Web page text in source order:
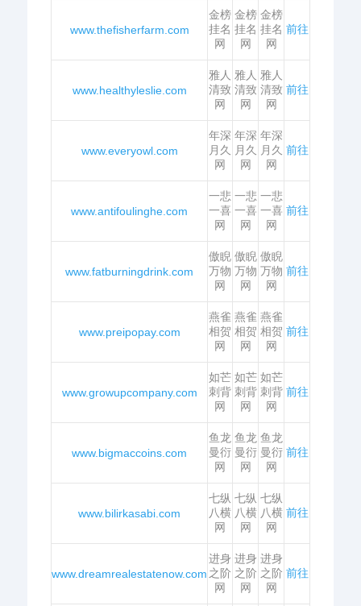
www.thefisherfarm.com
金榜
挂名
网
金榜
挂名
网
金榜
挂名
网
前往
www.healthyleslie.com
雅人
清致
网
雅人
清致
网
雅人
清致
网
前往
www.everyowl.com
年深
月久
网
年深
月久
网
年深
月久
网
前往
www.antifoulinghe.com
一悲
一喜
网
一悲
一喜
网
一悲
一喜
网
前往
www.fatburningdrink.com
傲睨
万物
网
傲睨
万物
网
傲睨
万物
网
前往
www.preipopay.com
燕雀
相贺
网
燕雀
相贺
网
燕雀
相贺
网
前往
www.growupcompany.com
如芒
刺背
网
如芒
刺背
网
如芒
刺背
网
前往
www.bigmaccoins.com
鱼龙
曼衍
网
鱼龙
曼衍
网
鱼龙
曼衍
网
前往
www.bilirkasabi.com
七纵
八横
网
七纵
八横
网
七纵
八横
网
前往
www.dreamrealestatenow.com
进身
之阶
网
进身
之阶
网
进身
之阶
网
前往